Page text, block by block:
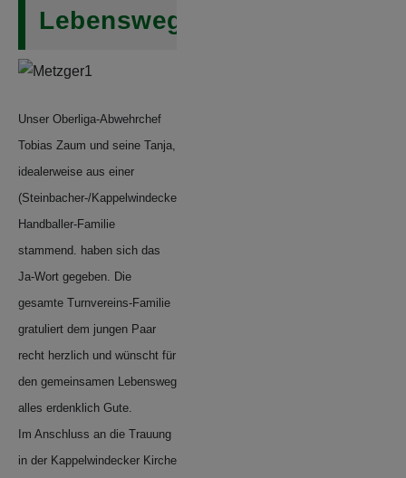
Lebensweg
Unser Oberliga-Abwehrchef
Tobias Zaum und seine Tanja,
idealerweise aus einer
(Steinbacher-/Kappelwindecker)
Handballer-Familie
stammend. haben sich das
Ja-Wort gegeben. Die
gesamte Turnvereins-Familie
gratuliert dem jungen Paar
recht herzlich und wünscht für
den gemeinsamen Lebensweg
alles erdenklich Gute.
Im Anschluss an die Trauung
in der Kappelwindecker Kirche